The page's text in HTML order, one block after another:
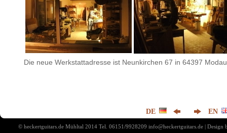
Die neue Werkstattadresse ist Neunkirchen 67 in 64397
DE EN
© heckertguitars.de Mühltal 2014 Tel. 06151/9928209 info@heckertguitars.de |